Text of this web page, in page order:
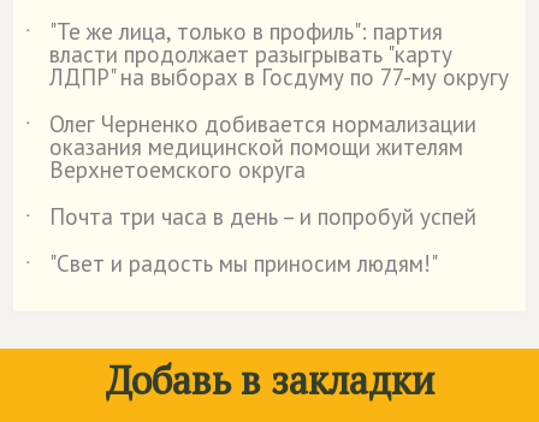
˙
"Те же лица, только в профиль": партия
власти продолжает разыгрывать "карту
ЛДПР" на выборах в Госдуму по 77-му округу
˙
Олег Черненко добивается нормализации
оказания медицинской помощи жителям
Верхнетоемского округа
˙
Почта три часа в день – и попробуй успей
˙
"Свет и радость мы приносим людям!"
Добавь в закладки